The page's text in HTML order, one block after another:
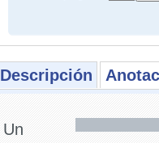
Descripción
Un